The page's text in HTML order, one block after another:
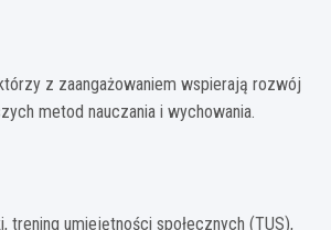
z zaangażowaniem wspierają rozwój
metod nauczania i wychowania.
trening umiejętności społecznych (TUS),